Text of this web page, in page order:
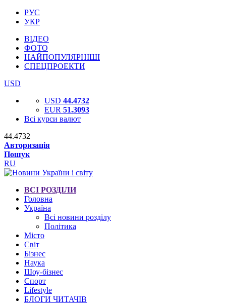
РУС
УКР
ВІДЕО
ФОТО
НАЙПОПУЛЯРНІШІ
СПЕЦПРОЕКТИ
USD
USD 44.4732
EUR 51.3093
Всі курси валют
44.4732
Авторизація
Пошук
RU
ВСІ РОЗДІЛИ
Головна
Україна
Всі новини розділу
Політика
Місто
Світ
Бізнес
Наука
Шоу-бізнес
Спорт
Lifestyle
БЛОГИ ЧИТАЧІВ